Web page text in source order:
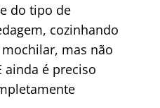
do tipo de
cozinhando
mas não
ainda é preciso